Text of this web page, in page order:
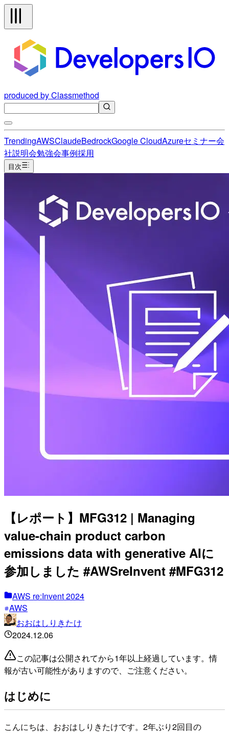
produced by Classmethod
TrendingAWSClaudeBedrockGoogle CloudAzureセミナー会
社説明会勉強会事例採用
目次
【レポート】MFG312 | Managing
value-chain product carbon
emissions data with generative AIに
参加しました #AWSreInvent #MFG312
AWS re:Invent 2024
AWS
おおはしりきたけ
2024.12.06
この記事は公開されてから1年以上経過しています。情
報が古い可能性がありますので、ご注意ください。
はじめに
こんにちは、おおはしりきたけです。2年ぶり2回目の